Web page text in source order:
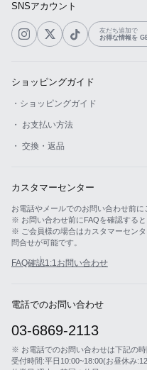
SNSアカウント
友だち追加で
お得な情報を
ショッピングガイド
・ショッピングガイド
・ お支払い方法
・ 交換・返品
カスタマーセンター
お電話やメールでのお問い合わせ前に
※ お問い合わせ前にFAQを確認する
※ ご会員様の場合はカスタマーセン
問合せが可能です。
FAQ確認1:1お問い合わせ
電話でのお問い合わせ
03-6869-2113
※ お電話でのお問い合わせは下記の時
受付時間:平日10:00~18:00(お昼休み